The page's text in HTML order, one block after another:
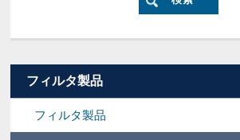
フィルタ製品
フィルタ製品